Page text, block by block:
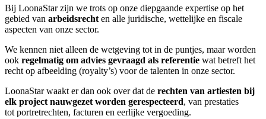
Bij LoonaStar zijn we trots op onze diepgaande expertise op het
gebied van arbeidsrecht en alle juridische, wettelijke en fiscale
aspecten van onze sector.
We kennen niet alleen de wetgeving tot in de puntjes, maar worden
ook regelmatig om advies gevraagd als referentie wat betreft het
recht op afbeelding (royalty’s) voor de talenten in onze sector.
LoonaStar waakt er dan ook over dat de rechten van artiesten bij
elk project nauwgezet worden gerespecteerd, van prestaties
tot portretrechten, facturen en eerlijke vergoeding.